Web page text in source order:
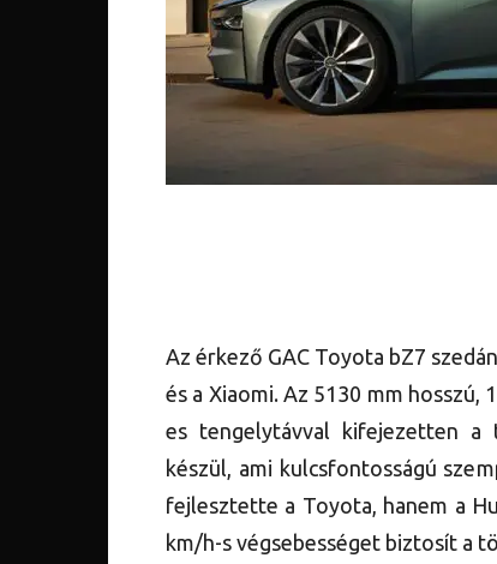
Az érkező GAC Toyota bZ7
és a Xiaomi. Az 5130 mm hosszú,
es tengelytávval kifejezetten a
készül, ami kulcsfontosságú
fejlesztette a Toyota, hanem a
km/h-s végsebességet biztosít a